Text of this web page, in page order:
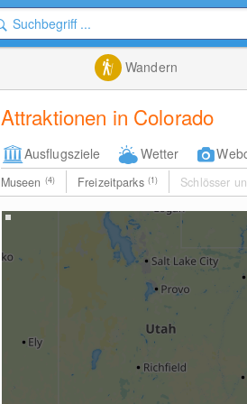
Wandern
Attraktionen in Colorado
Ausflugsziele Wetter
Museen (4) Freizeitparks (1) Schlösser